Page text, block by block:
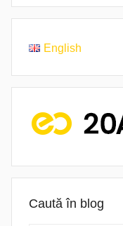
English
Caută în blog